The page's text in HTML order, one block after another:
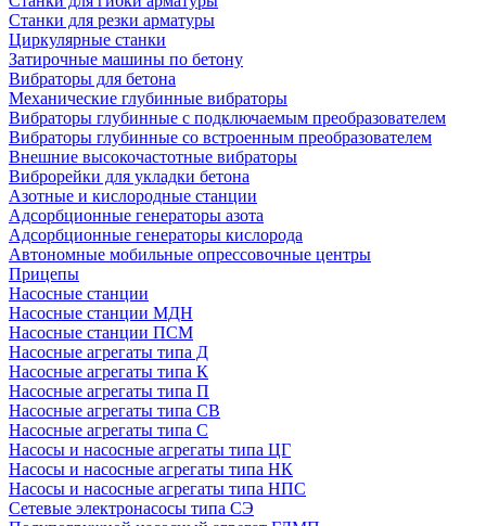
Станки для резки арматуры
Циркулярные станки
Затирочные машины по бетону
Вибраторы для бетона
Механические глубинные вибраторы
Вибраторы глубинные с подключаемым преобразователем
Вибраторы глубинные со встроенным преобразователем
Внешние высокочастотные вибраторы
Виброрейки для укладки бетона
Азотные и кислородные станции
Адсорбционные генераторы азота
Адсорбционные генераторы кислорода
Автономные мобильные опрессовочные центры
Прицепы
Насосные станции
Насосные станции МДН
Насосные станции ПСМ
Насосные агрегаты типа Д
Насосные агрегаты типа К
Насосные агрегаты типа П
Насосные агрегаты типа СВ
Насосные агрегаты типа С
Насосы и насосные агрегаты типа ЦГ
Насосы и насосные агрегаты типа НК
Насосы и насосные агрегаты типа НПС
Сетевые электронасосы типа СЭ